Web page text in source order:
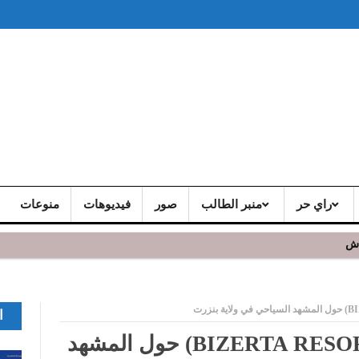
راي حر منبر الطالب صور فيديوهات منوعات
يشد الجمهور الحاضر
لقاء اعلامي بمرفه بنزرت (BIZERTA RESORT) حول المشهد